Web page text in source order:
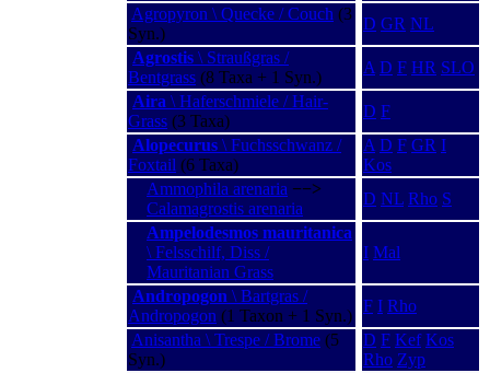
Agropyron \ Quecke / Couch (3
Syn.)
D GR NL
Agrostis \ Straußgras /
Bentgrass (8 Taxa + 1 Syn.)
A D F HR SLO
Aira \ Haferschmiele / Hair-
Grass (3 Taxa)
D F
Alopecurus \ Fuchsschwanz /
Foxtail (6 Taxa)
A D F GR I
Kos
Ammophila arenaria −−>
Calamagrostis arenaria
D NL Rho S
Ampelodesmos mauritanica
\ Felsschilf, Diss /
Mauritanian Grass
I Mal
Andropogon \ Bartgras /
Andropogon (1 Taxon + 1 Syn.)
F I Rho
Anisantha \ Trespe / Brome (5
Syn.)
D F Kef Kos
Rho Zyp